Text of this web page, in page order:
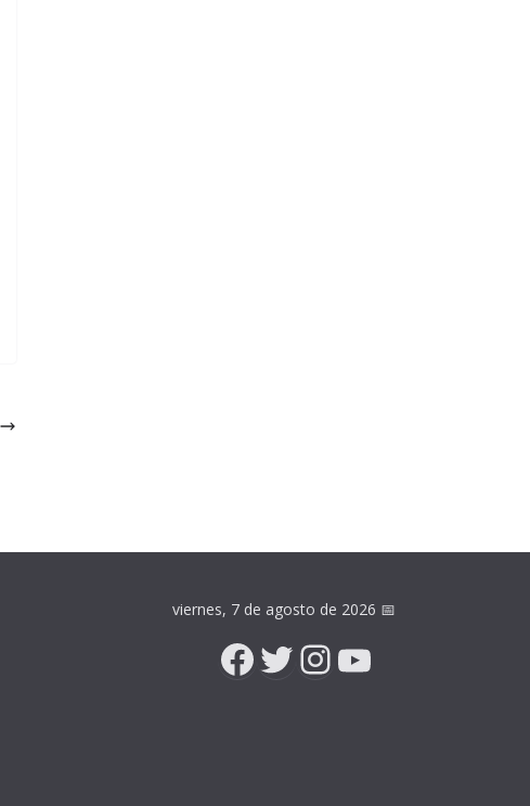
viernes, 7 de agosto de 2026 📅
Facebook
Twitter
Instagram
YouTube